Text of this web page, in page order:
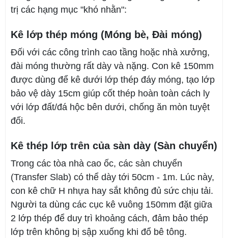
trị các hạng mục "khó nhằn":
Kê lớp thép móng (Móng bè, Đài móng)
Đối với các công trình cao tầng hoặc nhà xưởng,
đài móng thường rất dày và nặng. Con kê 150mm
được dùng để kê dưới lớp thép đáy móng, tạo lớp
bảo vệ dày 15cm giúp cốt thép hoàn toàn cách ly
với lớp đất/đá hộc bên dưới, chống ăn mòn tuyệt
đối.
Kê thép lớp trên của sàn dày (Sàn chuyển)
Trong các tòa nhà cao ốc, các sàn chuyển
(Transfer Slab) có thể dày tới 50cm - 1m. Lúc này,
con kê chữ H nhựa hay sắt không đủ sức chịu tải.
Người ta dùng các cục kê vuông 150mm đặt giữa
2 lớp thép để duy trì khoảng cách, đảm bảo thép
lớp trên không bị sập xuống khi đổ bê tông.